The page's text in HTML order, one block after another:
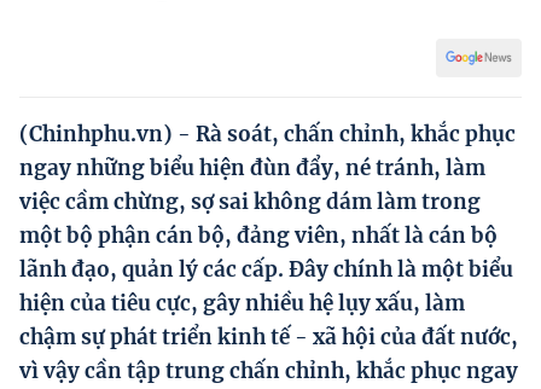
Phát triển kinh tế tư nhân và doanh nghiệp dân tộc
Ocop và chuỗi giá trị Nông sản
Kinh tế tư nhân
Doanh nghiệp dân tộc
Khác
Video
(Chinhphu.vn) - Rà soát, chấn chỉnh, khắc phục
ngay những biểu hiện đùn đẩy, né tránh, làm
việc cầm chừng, sợ sai không dám làm trong
một bộ phận cán bộ, đảng viên, nhất là cán bộ
lãnh đạo, quản lý các cấp. Đây chính là một biểu
hiện của tiêu cực, gây nhiều hệ lụy xấu, làm
chậm sự phát triển kinh tế - xã hội của đất nước,
vì vậy cần tập trung chấn chỉnh, khắc phục ngay